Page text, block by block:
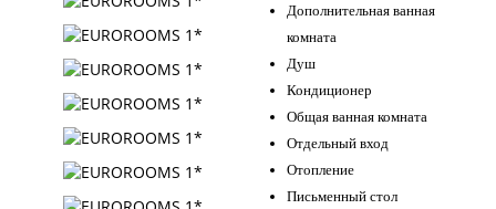
Дополнительная ванная
комната
Душ
Кондиционер
Общая ванная комната
Отдельный вход
Отопление
Письменный стол